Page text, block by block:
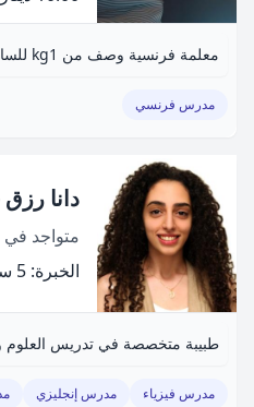
معلمة فرنسية وصف من kg1 للسادس.
مدرس فرنسي
دانا
متواجد في
الخبرة: 5 سنة
مدرس فيزياء مدرس إنجليزي